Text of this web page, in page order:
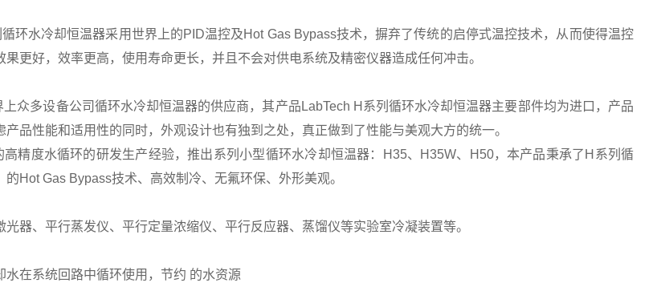
环水冷却恒温器采用世界上的PID温控及Hot Gas Bypass技术，摒弃了传统的启停式温控技术，从而使得温控
果更好，效率更高，使用寿命更长，并且不会对供电系统及精密仪器造成任何冲击。
上众多设备公司循环水冷却恒温器的供应商，其产品LabTech H系列循环水冷却恒温器主要部件均为进口，产品
产品性能和适用性的同时，外观设计也有独到之处，真正做到了性能与美观大方的统一。
高精度水循环的研发生产经验，推出系列小型循环水冷却恒温器：H35、H35W、H50，本产品秉承了H系列循
的Hot Gas Bypass技术、高效制冷、无氟环保、外形美观。
光器、平行蒸发仪、平行定量浓缩仪、平行反应器、蒸馏仪等实验室冷凝装置等。
在系统回路中循环使用，节约 的水资源